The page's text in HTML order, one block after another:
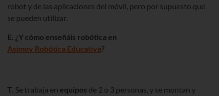
robot y de las aplicaciones del móvil, pero por supuesto que
se pueden utilizar.
E. ¿Y cómo enseñáis robótica en
Asimov Robótica Educativa?
T. Se trabaja en equipos de 2 o 3 personas, y se montan y